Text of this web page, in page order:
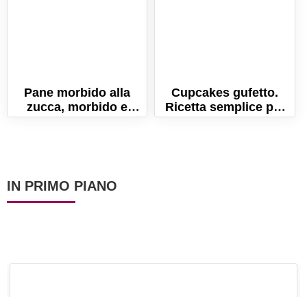
Pane morbido alla
zucca, morbido e
colorato
Cupcakes gufetto.
Ricetta semplice per
un dolce di Halloween!
IN PRIMO PIANO